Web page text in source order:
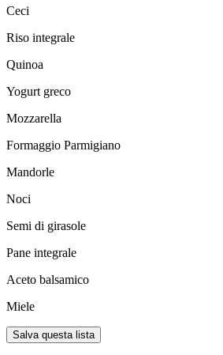
Ceci
Riso integrale
Quinoa
Yogurt greco
Mozzarella
Formaggio Parmigiano
Mandorle
Noci
Semi di girasole
Pane integrale
Aceto balsamico
Miele
Salva questa lista